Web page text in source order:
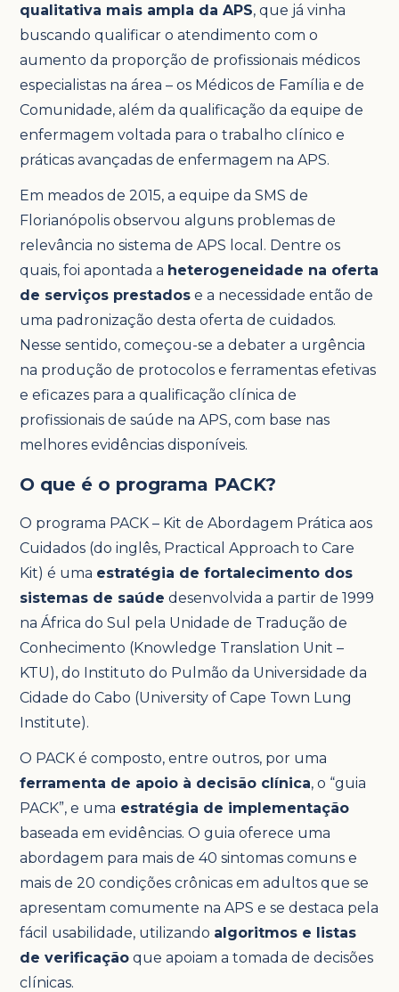
qualitativa mais ampla da APS, que já vinha
buscando qualificar o atendimento com o
aumento da proporção de profissionais médicos
especialistas na área – os Médicos de Família e de
Comunidade, além da qualificação da equipe de
enfermagem voltada para o trabalho clínico e
práticas avançadas de enfermagem na APS.
Em meados de 2015, a equipe da SMS de
Florianópolis observou alguns problemas de
relevância no sistema de APS local. Dentre os
quais, foi apontada a heterogeneidade na oferta
de serviços prestados e a necessidade então de
uma padronização desta oferta de cuidados.
Nesse sentido, começou-se a debater a urgência
na produção de protocolos e ferramentas efetivas
e eficazes para a qualificação clínica de
profissionais de saúde na APS, com base nas
melhores evidências disponíveis.
O que é o programa PACK?
O programa PACK – Kit de Abordagem Prática aos
Cuidados (do inglês, Practical Approach to Care
Kit) é uma estratégia de fortalecimento dos
sistemas de saúde desenvolvida a partir de 1999
na África do Sul pela Unidade de Tradução de
Conhecimento (Knowledge Translation Unit –
KTU), do Instituto do Pulmão da Universidade da
Cidade do Cabo (University of Cape Town Lung
Institute).
O PACK é composto, entre outros, por uma
ferramenta de apoio à decisão clínica, o “guia
PACK”, e uma estratégia de implementação
baseada em evidências. O guia oferece uma
abordagem para mais de 40 sintomas comuns e
mais de 20 condições crônicas em adultos que se
apresentam comumente na APS e se destaca pela
fácil usabilidade, utilizando algoritmos e listas
de verificação que apoiam a tomada de decisões
clínicas.